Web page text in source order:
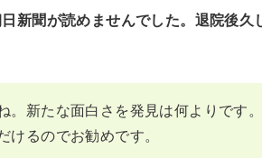
新聞が読めませんでした。退院後久
。新たな面白さを発見は何よりです
るのでお勧めです。